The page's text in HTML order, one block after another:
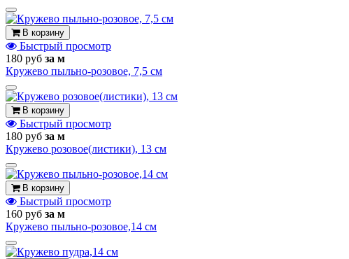
В корзину
Быстрый просмотр
180 руб за м
Кружево пыльно-розовое, 7,5 см
В корзину
Быстрый просмотр
180 руб за м
Кружево розовое(листики), 13 см
В корзину
Быстрый просмотр
160 руб за м
Кружево пыльно-розовое,14 см